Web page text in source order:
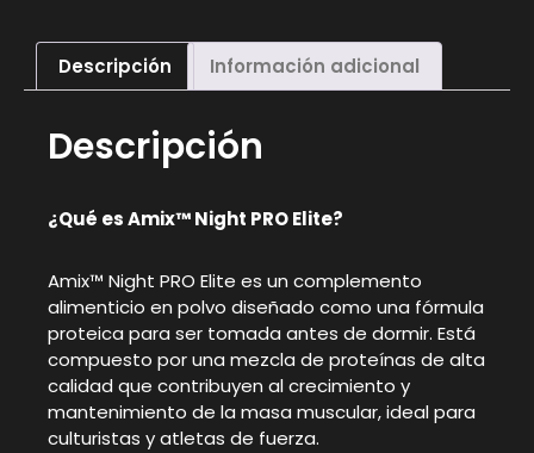
Descripción Información adicional
Descripción
¿Qué es Amix™ Night PRO Elite?
Amix™ Night PRO Elite es un complemento
alimenticio en polvo diseñado como una fórmula
proteica para ser tomada antes de dormir. Está
compuesto por una mezcla de proteínas de alta
calidad que contribuyen al crecimiento y
mantenimiento de la masa muscular, ideal para
culturistas y atletas de fuerza.